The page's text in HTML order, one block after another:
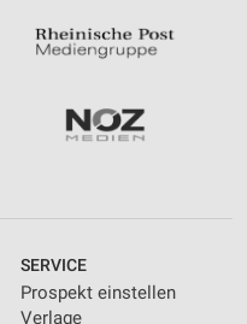
SERVICE
Prospekt einstellen
Verlage